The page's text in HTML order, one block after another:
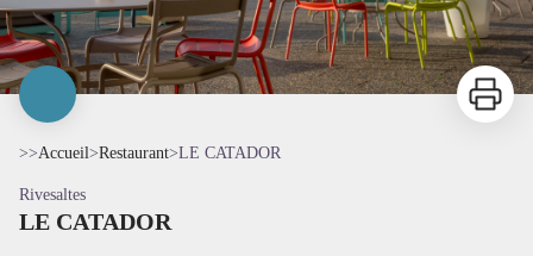
Imprimer
>>Accueil>Restaurant>LE CATADOR
Rivesaltes
LE CATADOR